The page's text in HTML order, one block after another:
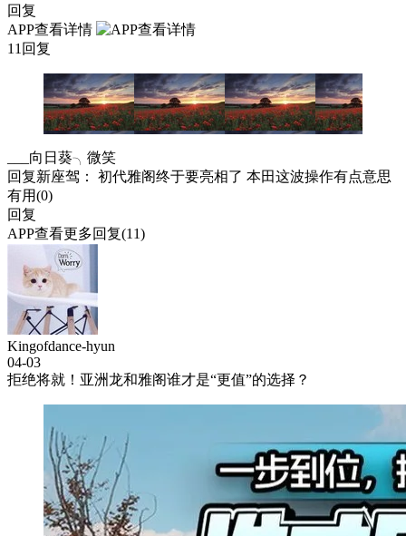
回复
APP查看详情
11回复
___向日葵╮微笑
回复新座驾 ： 初代雅阁终于要亮相了 本田这波操作有点意思
有用(0)
回复
APP查看更多回复(11)
Kingofdance-hyun
04-03
拒绝将就！亚洲龙和雅阁谁才是“更值”的选择？